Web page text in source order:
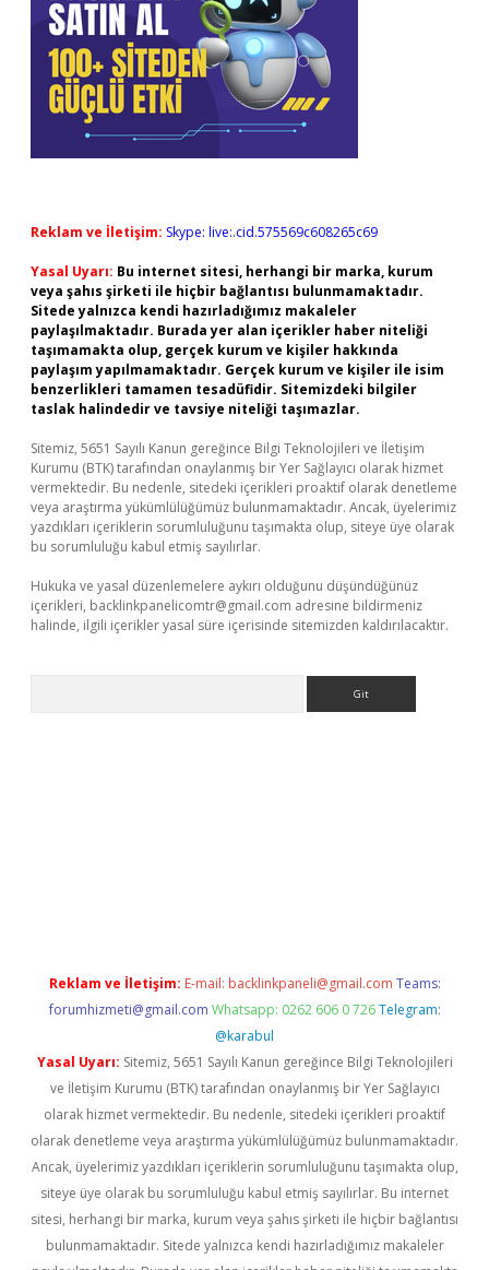
Reklam ve İletişim: Skype: live:.cid.575569c608265c69
Yasal Uyarı: Bu internet sitesi, herhangi bir marka, kurum
veya şahıs şirketi ile hiçbir bağlantısı bulunmamaktadır.
Sitede yalnızca kendi hazırladığımız makaleler
paylaşılmaktadır. Burada yer alan içerikler haber niteliği
taşımamakta olup, gerçek kurum ve kişiler hakkında
paylaşım yapılmamaktadır. Gerçek kurum ve kişiler ile isim
benzerlikleri tamamen tesadüfidir. Sitemizdeki bilgiler
taslak halindedir ve tavsiye niteliği taşımazlar.
Sitemiz, 5651 Sayılı Kanun gereğince Bilgi Teknolojileri ve İletişim
Kurumu (BTK) tarafından onaylanmış bir Yer Sağlayıcı olarak hizmet
vermektedir. Bu nedenle, sitedeki içerikleri proaktif olarak denetleme
veya araştırma yükümlülüğümüz bulunmamaktadır. Ancak, üyelerimiz
yazdıkları içeriklerin sorumluluğunu taşımakta olup, siteye üye olarak
bu sorumluluğu kabul etmiş sayılırlar.
Hukuka ve yasal düzenlemelere aykırı olduğunu düşündüğünüz
içerikleri, backlinkpanelicomtr@gmail.com adresine bildirmeniz
halinde, ilgili içerikler yasal süre içerisinde sitemizden kaldırılacaktır.
Reklam ve İletişim: E-mail: backlinkpaneli@gmail.com Teams:
forumhizmeti@gmail.com Whatsapp: 0262 606 0 726 Telegram:
@karabul
Yasal Uyarı: Sitemiz, 5651 Sayılı Kanun gereğince Bilgi Teknolojileri
ve İletişim Kurumu (BTK) tarafından onaylanmış bir Yer Sağlayıcı
olarak hizmet vermektedir. Bu nedenle, sitedeki içerikleri proaktif
olarak denetleme veya araştırma yükümlülüğümüz bulunmamaktadır.
Ancak, üyelerimiz yazdıkları içeriklerin sorumluluğunu taşımakta olup,
siteye üye olarak bu sorumluluğu kabul etmiş sayılırlar. Bu internet
sitesi, herhangi bir marka, kurum veya şahıs şirketi ile hiçbir bağlantısı
bulunmamaktadır. Sitede yalnızca kendi hazırladığımız makaleler